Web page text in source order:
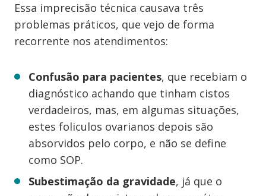
Essa imprecisão técnica causava três
problemas práticos, que vejo de forma
recorrente nos atendimentos:
Confusão para pacientes, que recebiam o
diagnóstico achando que tinham cistos
verdadeiros, mas, em algumas situações,
estes foliculos ovarianos depois são
absorvidos pelo corpo, e não se define
como SOP.
Subestimação da gravidade, já que o